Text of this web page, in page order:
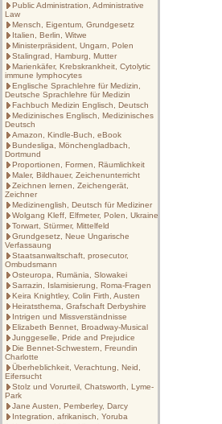
Public Administration, Administrative
Law
Mensch, Eigentum, Grundgesetz
Italien, Berlin, Witwe
Ministerpräsident, Ungarn, Polen
Stalingrad, Hamburg, Mutter
Marienkäfer, Krebskrankheit, Cytolytic
immune lymphocytes
Englische Sprachlehre für Medizin,
Deutsche Sprachlehre für Medizin
Fachbuch Medizin Englisch, Deutsch
Medizinisches Englisch, Medizinisches
Deutsch
Amazon, Kindle-Buch, eBook
Bundesliga, Mönchengladbach,
Dortmund
Proportionen, Formen, Räumlichkeit
Maler, Bildhauer, Zeichenunterricht
Zeichnen lernen, Zeichengerät,
Zeichner
Medizinenglish, Deutsch für Mediziner
Wolgang Kleff, Elfmeter, Polen, Ukraine
Torwart, Stürmer, Mittelfeld
Grundgesetz, Neue Ungarische
Verfassaung
Staatsanwaltschaft, prosecutor,
Ombudsmann
Osteuropa, Rumänia, Slowakei
Sarrazin, Islamisierung, Roma-Fragen
Keira Knightley, Colin Firth, Austen
Heiratsthema, Grafschaft Derbyshire
Intrigen und Missverständnisse
Elizabeth Bennet, Broadway-Musical
Junggeselle, Pride and Prejudice
Die Bennet-Schwestern, Freundin
Charlotte
Überheblichkeit, Verachtung, Neid,
Eifersucht
Stolz und Vorurteil, Chatsworth, Lyme-
Park
Jane Austen, Pemberley, Darcy
Integration, afrikanisch, Yoruba